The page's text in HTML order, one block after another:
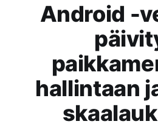
Android -
hallintaan